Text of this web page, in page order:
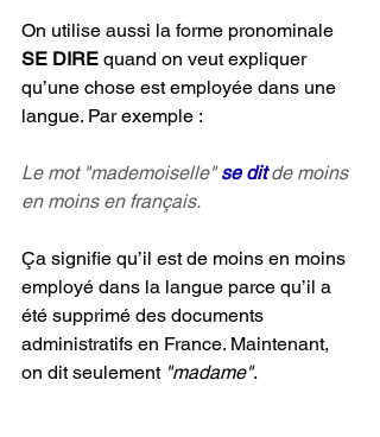
On utilise aussi la forme pronominale
SE DIRE quand on veut expliquer
qu’une chose est employée dans une
langue. Par exemple :
Le mot "mademoiselle" se dit de moins
en moins en français.
Ça signifie qu’il est de moins en moins
employé dans la langue parce qu’il a
été supprimé des documents
administratifs en France. Maintenant,
on dit seulement "madame".